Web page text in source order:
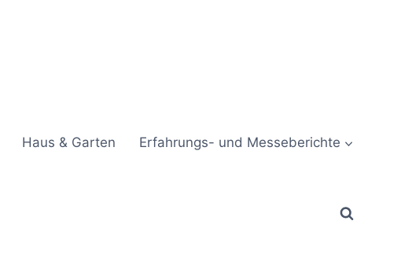
Haus & Garten Erfahrungs- und Messeberichte